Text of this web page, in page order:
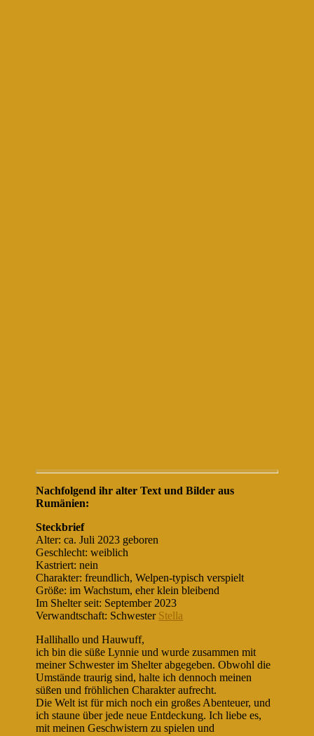
Nachfolgend ihr alter Text und Bilder aus
Rumänien:
Steckbrief
Alter: ca. Juli 2023 geboren
Geschlecht: weiblich
Kastriert: nein
Charakter: freundlich, Welpen-typisch verspielt
Größe: im Wachstum, eher klein bleibend
Im Shelter seit: September 2023
Verwandtschaft: Schwester Stella
Hallihallo und Hauwuff,
ich bin die süße Lynnie und wurde zusammen mit
meiner Schwester im Shelter abgegeben. Obwohl die
Umstände traurig sind, halte ich dennoch meinen
süßen und fröhlichen Charakter aufrecht.
Die Welt ist für mich noch ein großes Abenteuer, und
ich staune über jede neue Entdeckung. Ich liebe es,
mit meinen Geschwistern zu spielen und